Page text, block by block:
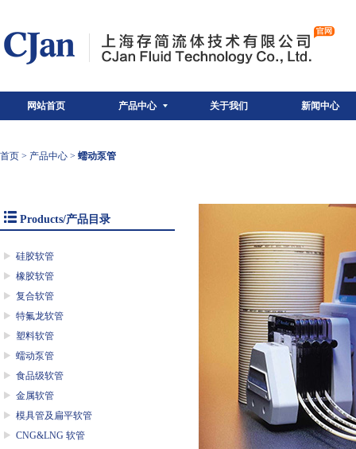
网站首页 产品中心 关于我们 新闻中心
首页 > 产品中心 > 蠕动泵管
Products/产品目录
硅胶软管
橡胶软管
复合软管
特氟龙软管
塑料软管
蠕动泵管
食品级软管
金属软管
模具管及扁平软管
CNG&LNG 软管